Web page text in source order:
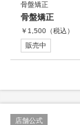
骨盤矯正
骨盤矯正
￥ 1,500 （税込）
販売中
店舗公式